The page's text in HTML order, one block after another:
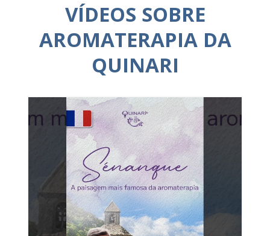
VÍDEOS SOBRE
AROMATERAPIA DA
QUINARI